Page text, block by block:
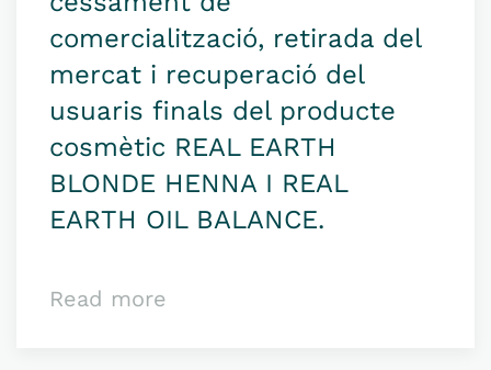
comercialització, retirada del
mercat i recuperació del
usuaris finals del producte
cosmètic REAL EARTH
BLONDE HENNA I REAL
EARTH OIL BALANCE.
Read more